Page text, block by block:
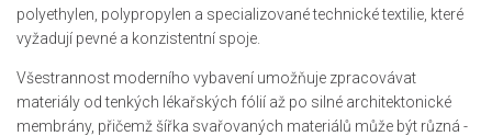
polyethylen, polypropylen a specializované technické textilie, které
vyžadují pevné a konzistentní spoje.
Všestrannost moderního vybavení umožňuje zpracovávat
materiály od tenkých lékařských fólií až po silné architektonické
membrány, přičemž šířka svařovaných materiálů může být různá -